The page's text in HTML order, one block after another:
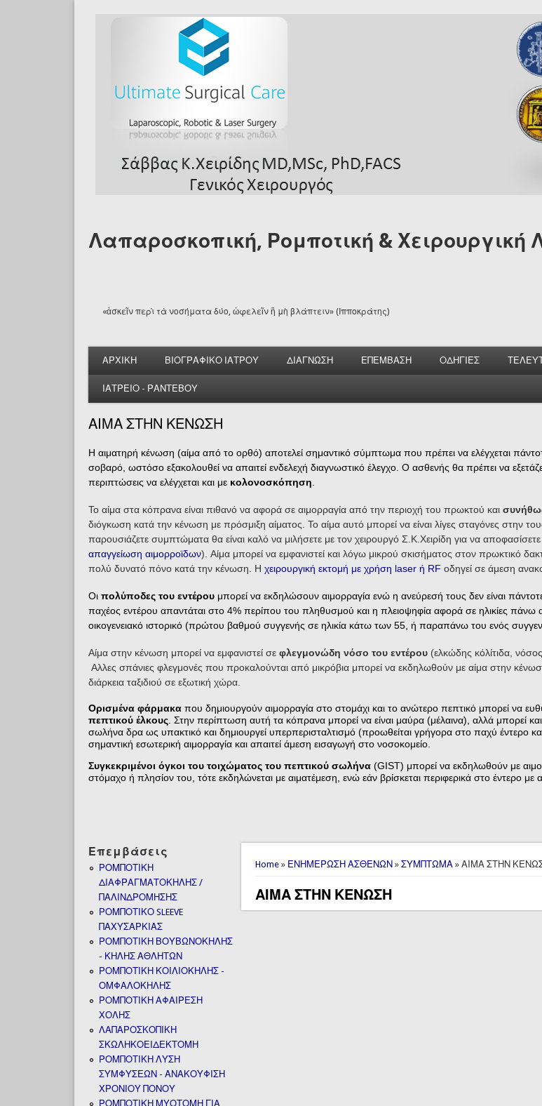
Λαπαροσκοπική, Ρομποτική & Χειρουργική
«ἀσκεῖν περὶ τὰ νοσήματα δύο, ὠφελεῖν ἢ μὴ βλάπτειν» (Ιπποκράτης)
ΑΡΧΙΚΗ ΒΙΟΓΡΑΦΙΚΟ ΙΑΤΡΟΥ ΔΙΑΓΝΩΣΗ ΕΠΕΜΒΑΣΗ ΟΔΗΓΙΕΣ
ΙΑΤΡΕΙΟ - ΡΑΝΤΕΒΟΥ
ΑΙΜΑ ΣΤΗΝ ΚΕΝΩΣΗ
Η αιματηρή κένωση (αίμα από το ορθό) αποτελεί σημαντικό σύμπτωμα που πρέπει να ελέγχεται
σοβαρό, ωστόσο εξακολουθεί να απαιτεί ενδελεχή διαγνωστικό έλεγχο. Ο ασθενής θα πρέπει να
περιπτώσεις να ελέγχεται και με κολονοσκόπηση
Το αίμα στα κόπρανα είναι πιθανό να αφορά σε αιμορραγία από την περιοχή του πρωκτού και
διόγκωση κατά την κένωση με πρόσμιξη αίματος. Το αίμα αυτό μπορεί να είναι λίγες σταγόνες στην
παρουσιάζετε συμπτώματα θα είναι καλό να μιλήσετε με τον χειρουργό Σ.Κ.Χειρίδη για να
απαγγείωση αιμορροϊδων). Αίμα μπορεί να εμφανιστεί και λόγω μικρού σκισήματος στον πρωκτικό
πολύ δυνατό πόνο κατά την κένωση. Η χειρουργική εκτομή με χρήση laser ή RF οδηγεί σε άμεση
Οι πολύποδες του εντέρουμπορεί να εκδηλώσουν αιμορραγία ενώ η ανεύρεσή τους δεν είναι
παχέος εντέρου απαντάται στο 4% περίπου του πληθυσμού και η πλειοψηφία αφορά σε ηλικίες πάνω
οικογενειακό ιστορικό (πρώτου βαθμού συγγενής σε ηλικία κάτω των 55, ή παραπάνω του ενός
Αίμα στην κένωση μπορεί να εμφανιστεί σε φλεγμονώδη νόσο του εντέρου(ελκώδης κόλίτιδα,
Αλλες σπάνιες φλεγμονές που προκαλούνται από μικρόβια μπορεί να εκδηλωθούν με αίμα στην
διάρκεια ταξιδιού σε εξωτική χώρα.
Ορισμένα φάρμακαπου δημιουργούν αιμορραγία στο στομάχι και το ανώτερο πεπτικό μπορεί να
πεπτικού έλκους. Στην περίπτωση αυτή τα κόπρανα μπορεί να είναι μαύρα (μέλαινα), αλλά μπορεί και
σωλήνα δρα ως υπακτικό και δημιουργεί υπερπερισταλτισμό (προωθείται γρήγορα στο παχύ
σημαντική εσωτερική αιμορραγία και απαιτεί άμεση εισαγωγή στο νοσοκομείο.
Συγκεκριμένοι όγκοι του τοιχώματος του πεπτικού σωλήνα(GIST) μπορεί να εκδηλωθούν με
στόμαχο ή πλησίον του, τότε εκδηλώνεται με αιματέμεση, ενώ εάν βρίσκεται περιφερικά στο έντερο με
You are here
Home » ΕΝΗΜΕΡΩΣΗ ΑΣΘΕΝΩΝ »ΣΥΜΠΤΩΜΑ » ΑΙΜΑ ΣΤΗΝ
ΑΙΜΑ ΣΤΗΝ ΚΕΝΩΣΗ
Επεμβάσεις
ΡΟΜΠΟΤΙΚΗ
ΔΙΑΦΡΑΓΜΑΤΟΚΗΛΗΣ /
ΠΑΛΙΝΔΡΟΜΗΣΗΣ
ΡΟΜΠΟΤΙΚΟ SLEEVE
ΠΑΧΥΣΑΡΚΙΑΣ
ΡΟΜΠΟΤΙΚΗ ΒΟΥΒΩΝΟΚΗΛΗΣ
- ΚΗΛΗΣ ΑΘΛΗΤΩΝ
ΡΟΜΠΟΤΙΚΗ ΚΟΙΛΙΟΚΗΛΗΣ -
ΟΜΦΑΛΟΚΗΛΗΣ
ΡΟΜΠΟΤΙΚΗ ΑΦΑΙΡΕΣΗ
ΧΟΛΗΣ
ΛΑΠΑΡΟΣΚΟΠΙΚΗ
ΣΚΩΛΗΚΟΕΙΔΕΚΤΟΜΗ
ΡΟΜΠΟΤΙΚΗ ΛΥΣΗ
ΣΥΜΦΥΣΕΩΝ - ΑΝΑΚΟΥΦΙΣΗ
ΧΡΟΝΙΟΥ ΠΟΝΟΥ
ΡΟΜΠΟΤΙΚΗ ΜΥΟΤΟΜΗ ΓΙΑ